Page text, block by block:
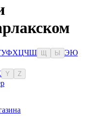
УФХЦЧШ Ы ЭЮ
Y Z